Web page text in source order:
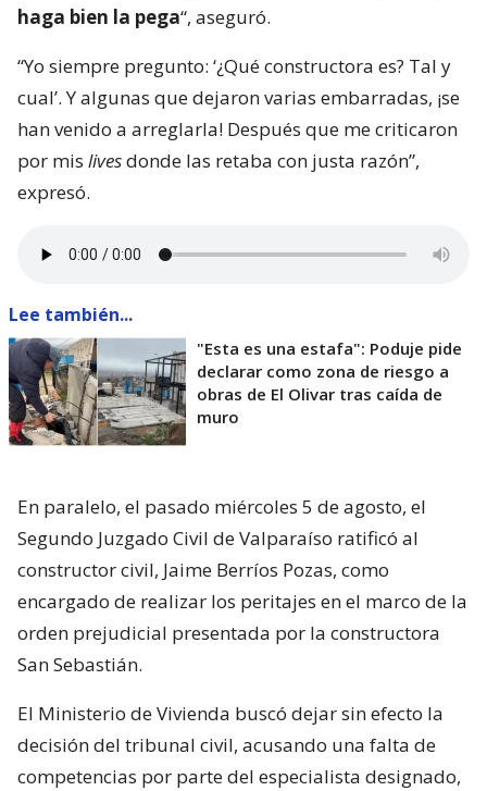
haga bien la pega“, aseguró.
“Yo siempre pregunto: ‘¿Qué constructora es? Tal y
cual’. Y algunas que dejaron varias embarradas, ¡se
han venido a arreglarla! Después que me criticaron
por mis livesdonde las retaba con justa razón”,
expresó.
Lee también...
"Esta es una estafa": Poduje pide
declarar como zona de riesgo a
obras de El Olivar tras caída de
muro
En paralelo, el pasado miércoles 5 de agosto, el
Segundo Juzgado Civil de Valparaíso ratificó al
constructor civil, Jaime Berríos Pozas, como
encargado de realizar los peritajes en el marco de la
orden prejudicial presentada por la constructora
San Sebastián.
El Ministerio de Vivienda buscó dejar sin efecto la
decisión del tribunal civil, acusando una falta de
competencias por parte del especialista designado,